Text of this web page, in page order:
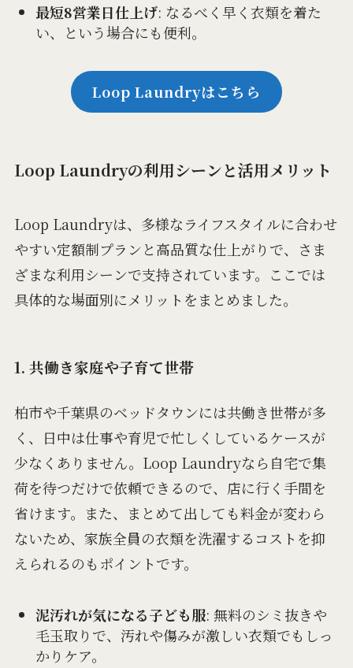
最短8営業日仕上げ: なるべく早く衣類を着た
い、という場合にも便利。
Loop Laundryはこちら
Loop Laundryの利用シーンと活用メリット
Loop Laundryは、多様なライフスタイルに合わせ
やすい定額制プランと高品質な仕上がりで、さま
ざまな利用シーンで支持されています。ここでは
具体的な場面別にメリットをまとめました。
1. 共働き家庭や子育て世帯
柏市や千葉県のベッドタウンには共働き世帯が多
く、日中は仕事や育児で忙しくしているケースが
少なくありません。Loop Laundryなら自宅で集
荷を待つだけで依頼できるので、店に行く手間を
省けます。また、まとめて出しても料金が変わら
ないため、家族全員の衣類を洗濯するコストを抑
えられるのもポイントです。
泥汚れが気になる子ども服: 無料のシミ抜きや
毛玉取りで、汚れや傷みが激しい衣類でもしっ
かりケア。